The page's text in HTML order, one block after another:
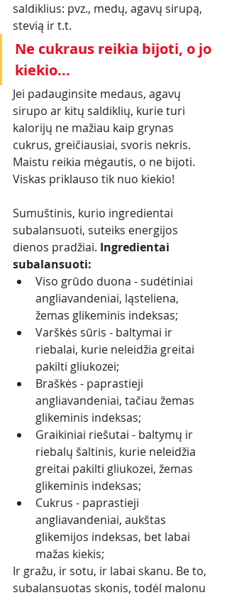
saldiklius: pvz., medų, agavų sirupą,
stevią ir t.t.
Ne cukraus reikia bijoti, o jo
kiekio...
Jei padauginsite medaus, agavų
sirupo ar kitų saldiklių, kurie turi
kalorijų ne mažiau kaip grynas
cukrus, greičiausiai, svoris nekris.
Maistu reikia mėgautis, o ne bijoti.
Viskas priklauso tik nuo kiekio!
Sumuštinis, kurio ingredientai
subalansuoti, suteiks energijos
dienos pradžiai. Ingredientai
subalansuoti:
Viso grūdo duona - sudėtiniai
angliavandeniai, ląsteliena,
žemas glikeminis indeksas;
Varškės sūris - baltymai ir
riebalai, kurie neleidžia greitai
pakilti gliukozei;
Braškės - paprastieji
angliavandeniai, tačiau žemas
glikeminis indeksas;
Graikiniai riešutai - baltymų ir
riebalų šaltinis, kurie neleidžia
greitai pakilti gliukozei, žemas
glikeminis indeksas;
Cukrus - paprastieji
angliavandeniai, aukštas
glikemijos indeksas, bet labai
mažas kiekis;
Ir gražu, ir sotu, ir labai skanu. Be to,
subalansuotas skonis, todėl malonu